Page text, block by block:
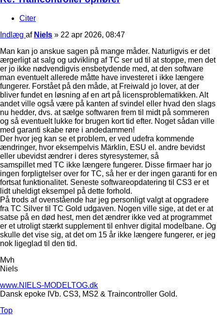
Citer
Indlæg af Niels » 22 apr 2026, 08:47
Man kan jo anskue sagen på mange måder. Naturligvis er det
ærgerligt at salg og udvikling af TC ser ud til at stoppe, men det
er jo ikke nødvendigvis ensbetydende med, at den software
man eventuelt allerede måtte have investeret i ikke længere
fungerer. Forstået på den måde, at Freiwald jo lover, at der
bliver fundet en løsning af en art på licensproblematikken. Alt
andet ville også være på kanten af svindel eller hvad den slags
nu hedder, dvs. at sælge softwaren frem til midt på sommeren
og så eventuelt lukke for brugen kort tid efter. Noget sådan ville
med garanti skabe røre i andedammen!
Der hvor jeg kan se et problem, er ved udefra kommende
ændringer, hvor eksempelvis Märklin, ESU el. andre bevidst
eller ubevidst ændrer i deres styresystemer, så
samspillet med TC ikke længere fungerer. Disse firmaer har jo
ingen forpligtelser over for TC, så her er der ingen garanti for en
fortsat funktionalitet. Seneste softwareopdatering til CS3 er et
lidt uheldigt eksempel på dette forhold.
På trods af ovenstående har jeg personligt valgt at opgradere
fra TC Silver til TC Gold udgaven. Nogen ville sige, at det er at
satse på en død hest, men det ændrer ikke ved at programmet
er et utroligt stærkt supplement til enhver digital modelbane. Og
skulle det vise sig, at det om 15 år ikke længere fungerer, er jeg
nok ligeglad til den tid.
Mvh
Niels
www.NIELS-MODELTOG.dk
Dansk epoke IVb. CS3, MS2 & Traincontroller Gold.
Top